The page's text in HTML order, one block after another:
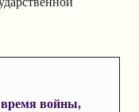
время войны,